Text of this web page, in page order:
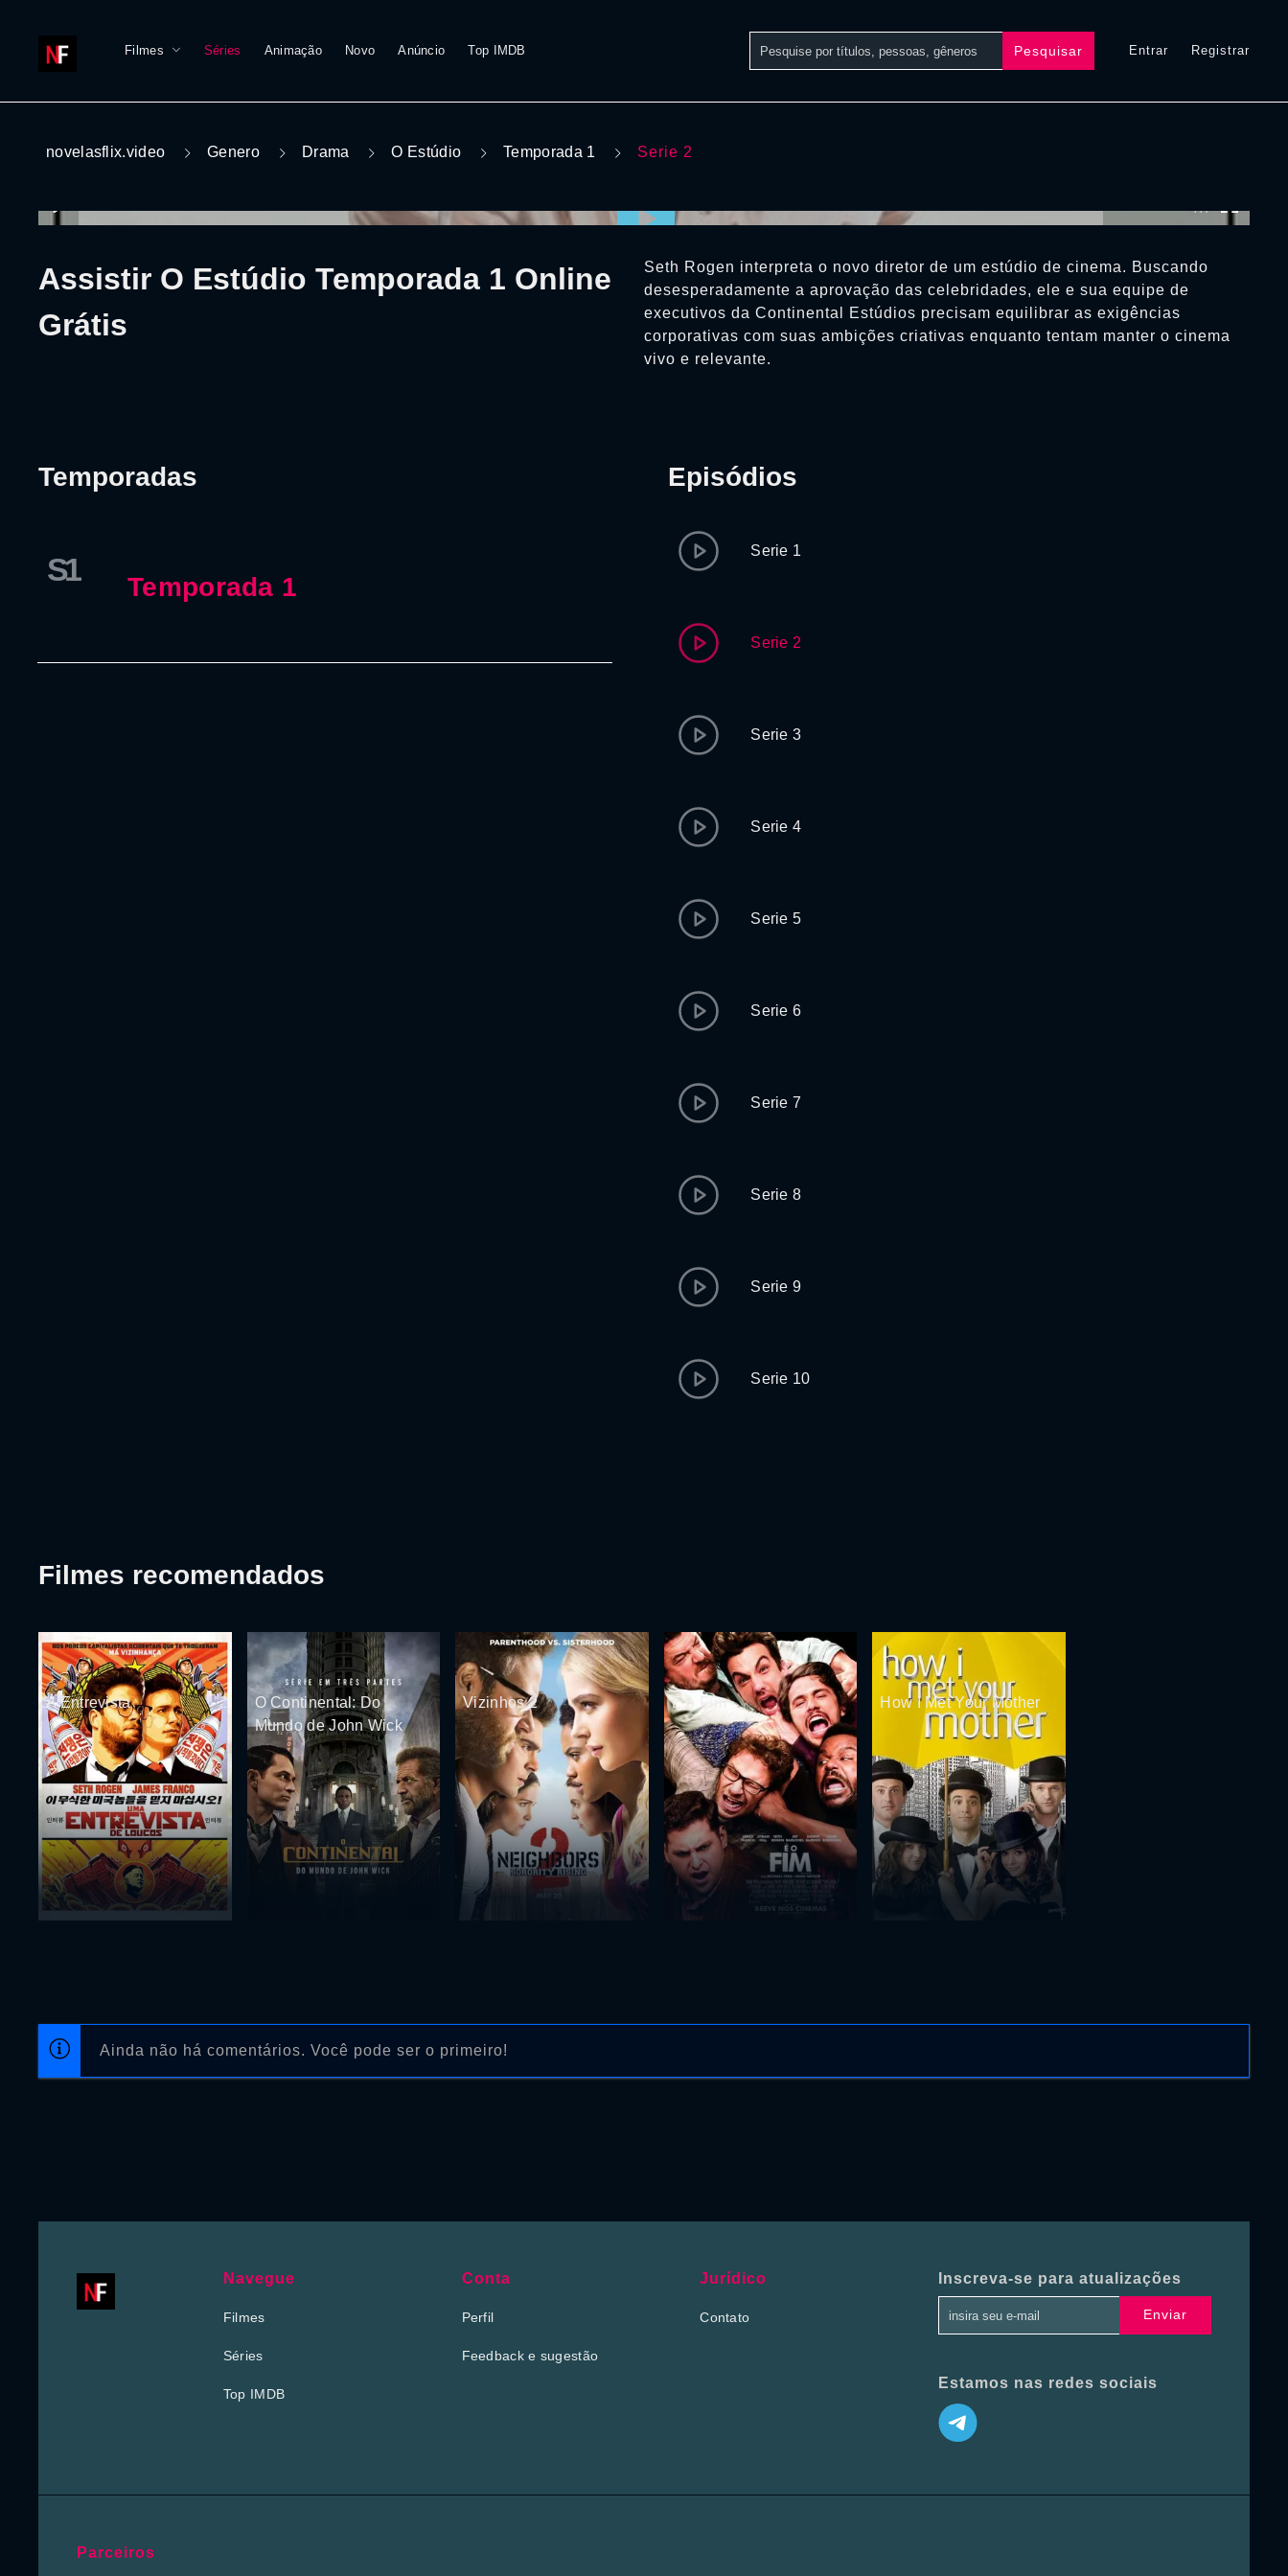
Filmes Séries Animação Novo Anúncio Top IMDB Pesquisar Entrar Registrar
novelasflix.video Genero Drama O Estúdio Temporada 1 Serie 2
Assistir O Estúdio Temporada 1 Online
Grátis
Seth Rogen interpreta o novo diretor de um estúdio de cinema. Buscando
desesperadamente a aprovação das celebridades, ele e sua equipe de
executivos da Continental Estúdios precisam equilibrar as exigências
corporativas com suas ambições criativas enquanto tentam manter o cinema
vivo e relevante.
Temporadas
S1 Temporada 1
Episódios
Serie 1
Serie 2
Serie 3
Serie 4
Serie 5
Serie 6
Serie 7
Serie 8
Serie 9
Serie 10
Ainda não há comentários. Você pode ser o primeiro!
Filmes recomendados
A Entrevista
O Continental: Do
Mundo de John Wick
Vizinhos 2 É o Fim How I Met Your Mother
Navegue
Filmes
Séries
Top IMDB
Conta
Perfil
Feedback e sugestão
Jurídico
Contato
Inscreva-se para atualizações
Enviar
Estamos nas redes sociais
Parceiros